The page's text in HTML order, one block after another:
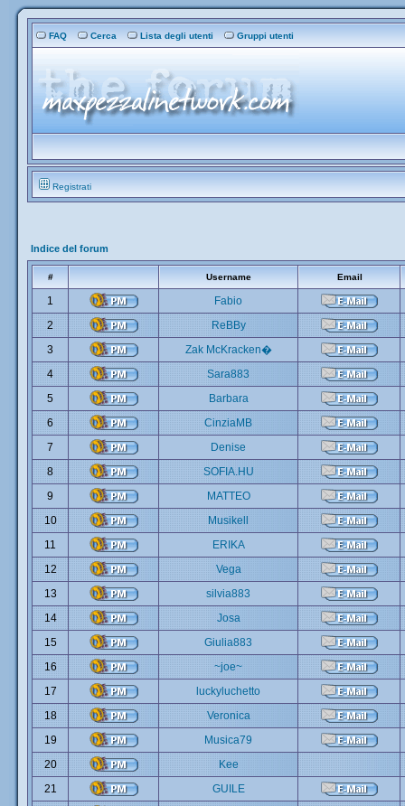
FAQ Cerca Lista degli utenti Gruppi utenti
Registrati
Indice del forum
# Username Email
1
Fabio
2
ReBBy
3
Zak McKracken�
4
Sara883
5
Barbara
6
CinziaMB
7
Denise
8
SOFIA.HU
9
MATTEO
10
Musikell
11
ERIKA
12
Vega
13
silvia883
14
Josa
15
Giulia883
16
~joe~
17
luckyluchetto
18
Veronica
19
Musica79
20
Kee
21
GUILE